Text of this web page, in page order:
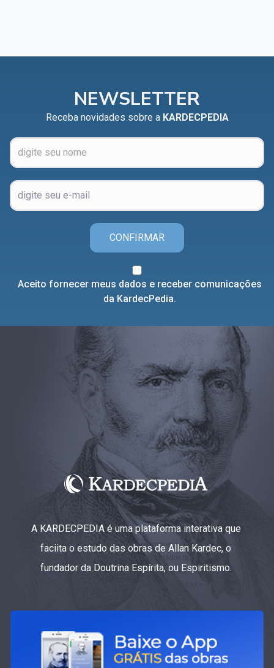
NEWSLETTER
Receba novidades sobre a KARDECPEDIA
CONFIRMAR
Aceito fornecer meus dados e receber comunicações
da KardecPedia.
A KARDECPEDIA é uma plataforma interativa que
faciita o estudo das obras de Allan Kardec, o
fundador da Doutrina Espírita, ou Espiritismo.